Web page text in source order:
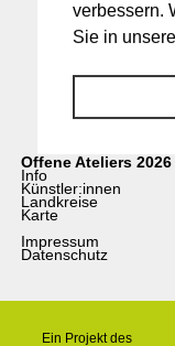
Offene Ateliers 2026
Info
Künstler:innen
Landkreise
Karte
Impressum
Datenschutz
Ein Projekt des
verbessern.
Sie in